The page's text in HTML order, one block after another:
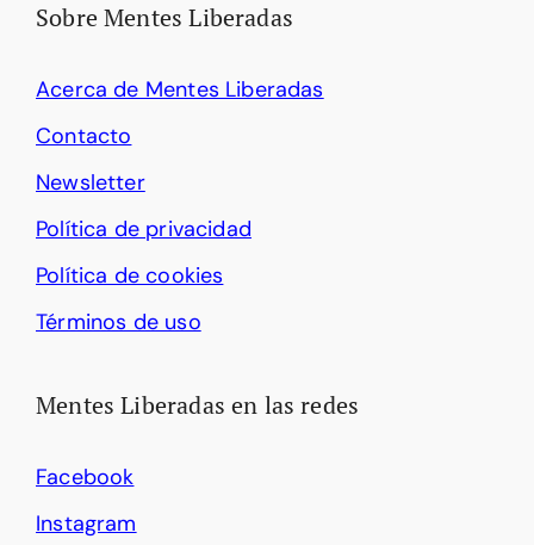
Sobre Mentes Liberadas
Acerca de Mentes Liberadas
Contacto
Newsletter
Política de privacidad
Política de cookies
Términos de uso
Mentes Liberadas en las redes
Facebook
Instagram